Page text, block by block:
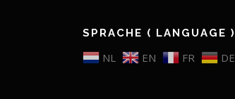
SPRACHE ( LANGUAGE )
NL EN FR DE